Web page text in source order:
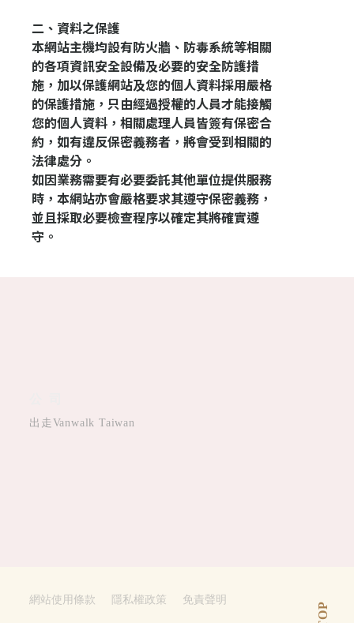
二 、資料之保護
本網站主機均設有防火牆、防毒系統等相關
的各項資訊安全設備及必要的安全防護措
施，加以保護網站及您的個人資料採用嚴格
的保護措施，只由經過授權的人員才能接觸
您的個人資料，相關處理人員皆簽有保密合
約，如有違反保密義務者，將會受到相關的
法律處分。
如因業務需要有必要委託其他單位提供服務
時，本網站亦會嚴格要求其遵守保密義務，
並且採取必要檢查程序以確定其將確實遵
守。
出走Vanwalk Taiwan
TOP
網站使用條款 隱私權政策 免責聲明